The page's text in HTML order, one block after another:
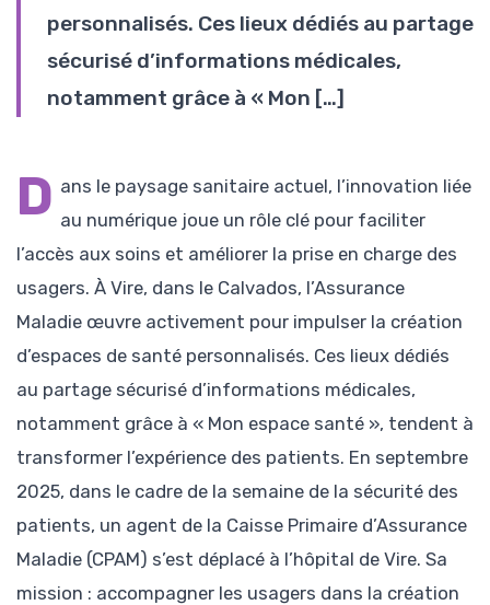
personnalisés. Ces lieux dédiés au partage
sécurisé d’informations médicales,
notamment grâce à « Mon […]
D ans le paysage sanitaire actuel, l’innovation liée
au numérique joue un rôle clé pour faciliter
l’accès aux soins et améliorer la prise en charge des
usagers. À Vire, dans le Calvados, l’Assurance
Maladie œuvre activement pour impulser la création
d’espaces de santé personnalisés. Ces lieux dédiés
au partage sécurisé d’informations médicales,
notamment grâce à « Mon espace santé », tendent à
transformer l’expérience des patients. En septembre
2025, dans le cadre de la semaine de la sécurité des
patients, un agent de la Caisse Primaire d’Assurance
Maladie (CPAM) s’est déplacé à l’hôpital de Vire. Sa
mission : accompagner les usagers dans la création